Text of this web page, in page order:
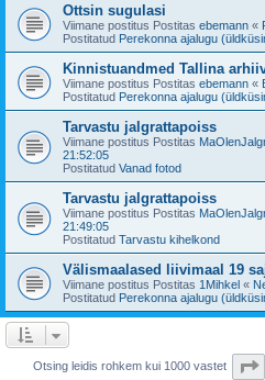
Ottsin sugulasi
Viimane postitus Postitas ebemann «
Postitatud Perekonna ajalugu
Kinnistuandmed Tallina
Viimane postitus Postitas ebemann «
Postitatud Perekonna ajalugu
Tarvastu jalgrattapoiss
Viimane postitus Postitas
21:52:05
Postitatud Vanad fotod
Tarvastu jalgrattapoiss
Viimane postitus Postitas
21:49:05
Postitatud Tarvastu kihelkond
Välismaalased liivimaal 19
Viimane postitus Postitas 1Mihkel «
Postitatud Perekonna ajalugu
Otsing leidis rohkem kui 1000 vastet 1